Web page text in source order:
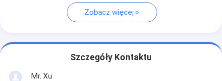
Zobacz więcej
Szczegóły Kontaktu
Mr. Xu